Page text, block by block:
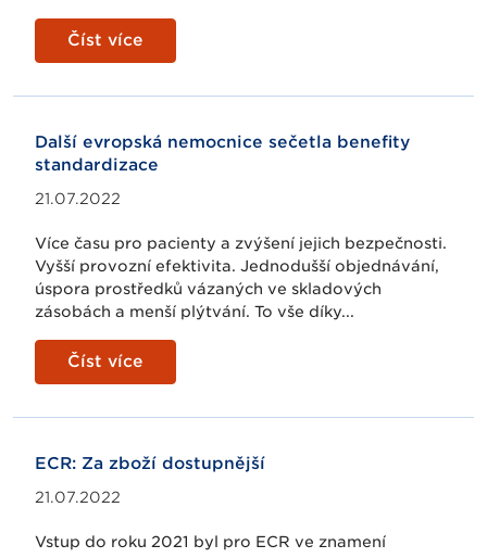
Číst více
Další evropská nemocnice sečetla benefity
standardizace
21.07.2022
Více času pro pacienty a zvýšení jejich bezpečnosti.
Vyšší provozní efektivita. Jednodušší objednávání,
úspora prostředků vázaných ve skladových
zásobách a menší plýtvání. To vše díky...
Číst více
ECR: Za zboží dostupnější
21.07.2022
Vstup do roku 2021 byl pro ECR ve znamení